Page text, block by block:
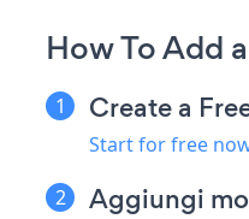
How To Add
Create a
Start for free
Aggiungi